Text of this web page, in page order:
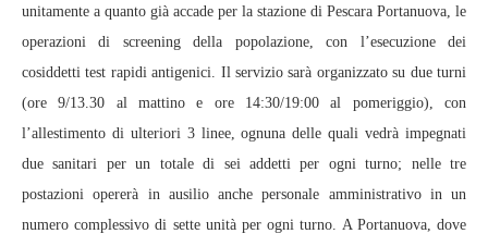
unitamente a quanto già accade per la stazione di Pescara Portanuova, le
operazioni di screening della popolazione, con l’esecuzione dei
cosiddetti test rapidi antigenici. Il servizio sarà organizzato su due turni
(ore 9/13.30 al mattino e ore 14:30/19:00 al pomeriggio), con
l’allestimento di ulteriori 3 linee, ognuna delle quali vedrà impegnati
due sanitari per un totale di sei addetti per ogni turno; nelle tre
postazioni opererà in ausilio anche personale amministrativo in un
numero complessivo di sette unità per ogni turno. A Portanuova, dove